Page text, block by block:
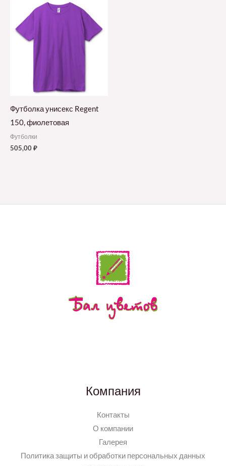
Футболка унисекс Regent
150, фиолетовая
Футболки
505,00₽
Компания
Контакты
О компании
Галерея
Политика защиты и обработки персональных данных